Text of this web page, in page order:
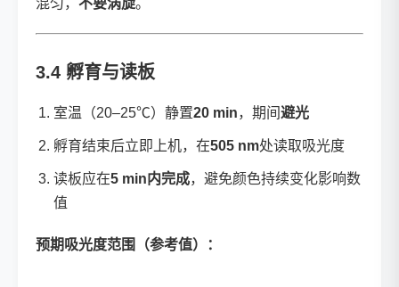
混匀， 不要涡旋。
3.4 孵育与读板
室温（20–25℃）静置20 min，期间 避光
孵育结束后立即上机，在505 nm处读取吸光度
读板应在5 min内完成，避免颜色持续变化影响数
值
预期吸光度范围（参考值）：